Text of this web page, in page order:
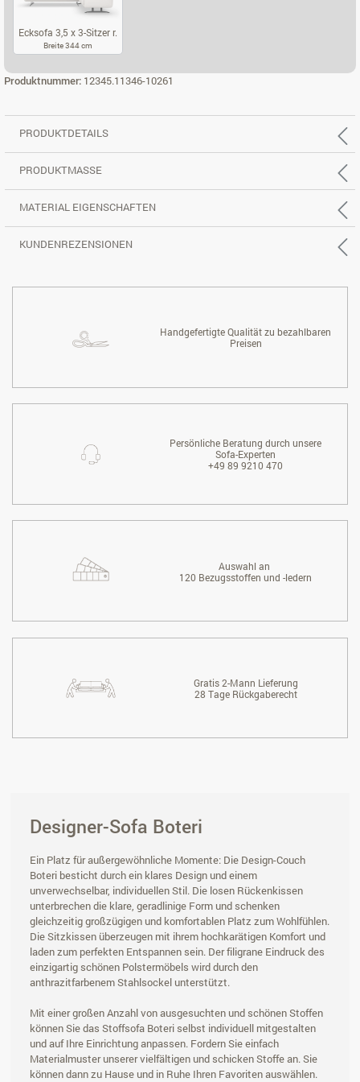
Ecksofa 3,5 x 3-Sitzer r.
Breite 344 cm
Produktnummer: 12345.11346-10261
PRODUKTDETAILS
PRODUKTMASSE
MATERIAL EIGENSCHAFTEN
KUNDENREZENSIONEN
Handgefertigte Qualität zu bezahlbaren
Preisen
Persönliche Beratung durch unsere
Sofa-Experten
+49 89 9210 470
Auswahl an
120 Bezugsstoffen und -ledern
Gratis 2-Mann Lieferung
28 Tage Rückgaberecht
Designer-Sofa Boteri
Ein Platz für außergewöhnliche Momente: Die Design-Couch
Boteri besticht durch ein klares Design und einem
unverwechselbar, individuellen Stil. Die losen Rückenkissen
unterbrechen die klare, geradlinige Form und schenken
gleichzeitig großzügigen und komfortablen Platz zum Wohlfühlen.
Die Sitzkissen überzeugen mit ihrem hochkarätigen Komfort und
laden zum perfekten Entspannen sein. Der filigrane Eindruck des
einzigartig schönen Polstermöbels wird durch den
anthrazitfarbenem Stahlsockel unterstützt.
Mit einer großen Anzahl von ausgesuchten und schönen Stoffen
können Sie das Stoffsofa Boteri selbst individuell mitgestalten
und auf Ihre Einrichtung anpassen. Fordern Sie einfach
Materialmuster unserer vielfältigen und schicken Stoffe an. Sie
können dann zu Hause und in Ruhe Ihren Favoriten auswählen.